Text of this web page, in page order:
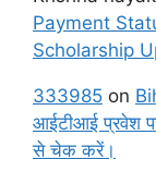
Payment
Scholarship
333985 on
आईटीआई प्रवेश
से चेक करें।